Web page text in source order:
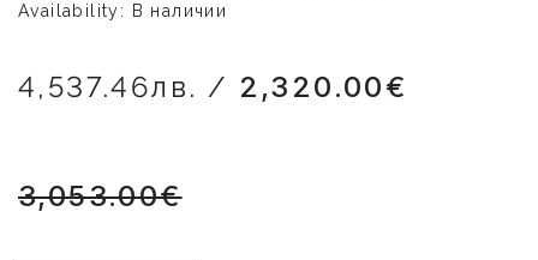
Availability: В наличии
4,537.46лв. / 2,320.00€
3,053.00€